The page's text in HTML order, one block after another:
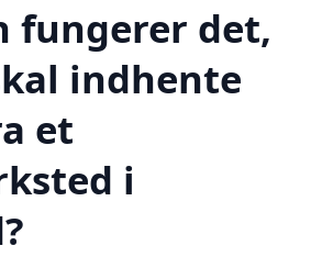
fungerer det,
indhente
et
i